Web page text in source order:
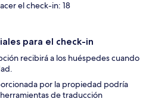
el check-in: 18
para el check-in
recibirá a los huéspedes cuando
por la propiedad podría
de traducción